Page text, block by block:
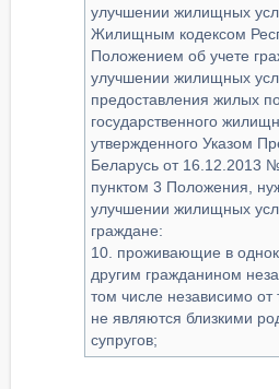
улучшении жилищных
Жилищным кодексом
Положением об учете
улучшении жилищных
предоставления жилых
государственного
утвержденного Указом
Беларусь от 16.12.2013
пунктом 3 Положения,
улучшении жилищных
граждане:
10. проживающие в
другим гражданином
том числе независимо от
не являются близкими
супругов;